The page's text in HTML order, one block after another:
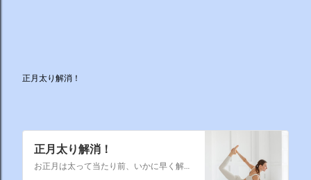
正月太り解消！
正月太り解消！
お正月は太って当たり前、いかに早く解消するかそれが課題なのです